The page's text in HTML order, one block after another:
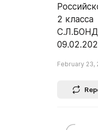
2 класса
February 23,